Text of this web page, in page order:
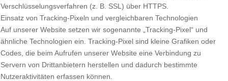
Verschlüsselungsverfahren (z. B. SSL) über HTTPS.
Einsatz von Tracking-Pixeln und vergleichbaren Technologien
Auf unserer Website setzen wir sogenannte „Tracking-Pixel“ und
ähnliche Technologien ein. Tracking-Pixel sind kleine Grafiken oder
Codes, die beim Aufrufen unserer Website eine Verbindung zu
Servern von Drittanbietern herstellen und dadurch bestimmte
Nutzeraktivitäten erfassen können.